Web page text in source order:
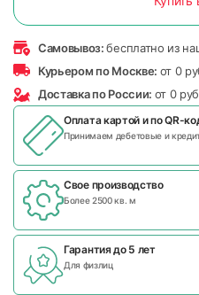
Самовывоз:бесплатно из
Курьером по Москве: от 0
Доставка по России: от 0
Оплата картой и поQR-
Принимаем дебетовые и
Свое производство
Более 2500 кв. м
Гарантия до 5 лет
Для физлиц